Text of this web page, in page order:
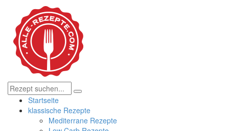
Startseite
klassische Rezepte
Mediterrane Rezepte